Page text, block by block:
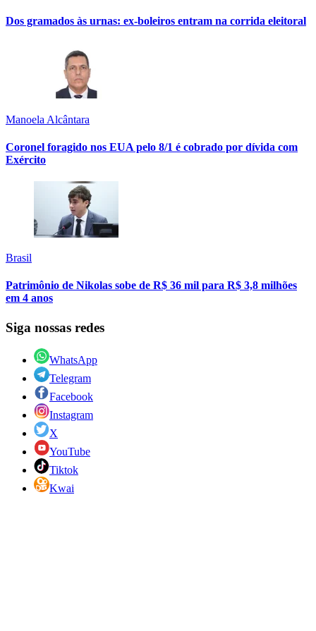
Dos gramados às urnas: ex-boleiros entram na corrida eleitoral
Manoela Alcântara
Coronel foragido nos EUA pelo 8/1 é cobrado por dívida com
Exército
Brasil
Patrimônio de Nikolas sobe de R$ 36 mil para R$ 3,8 milhões
em 4 anos
Siga nossas redes
WhatsApp
Telegram
Facebook
Instagram
X
YouTube
Tiktok
Kwai